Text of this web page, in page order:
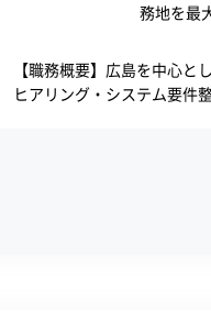
務地を最
【職務概要】広島を中心
ヒアリング・システム要件